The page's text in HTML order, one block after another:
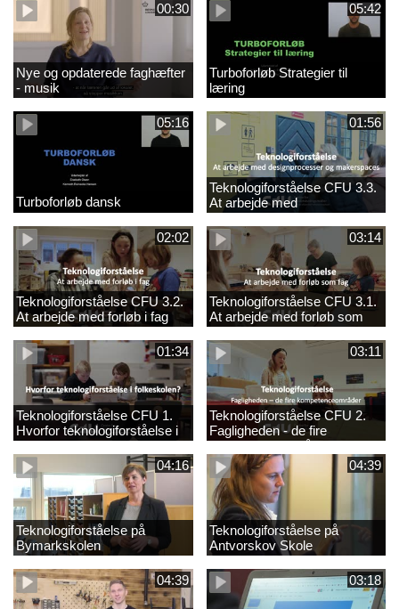
00:30
Nye og opdaterede faghæfter
- musik
05:42
Turboforløb Strategier til
læring
05:16
Turboforløb dansk
01:56
Teknologiforståelse CFU 3.3.
At arbejde med
designprocesser og
makerspaces
02:02
Teknologiforståelse CFU 3.2.
At arbejde med forløb i fag
03:14
Teknologiforståelse CFU 3.1.
At arbejde med forløb som
fag
01:34
Teknologiforståelse CFU 1.
Hvorfor teknologiforståelse i
folkeskolen?
03:11
Teknologiforståelse CFU 2.
Fagligheden - de fire
kompetenceområder
04:16
Teknologiforståelse på
Bymarkskolen
04:39
Teknologiforståelse på
Antvorskov Skole
04:39 03:18